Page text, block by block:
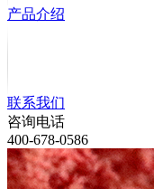
产品介绍
联系我们
咨询电话
400-678-0586